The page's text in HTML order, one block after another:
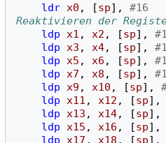
ldr x0 , [sp], #16
Reaktivieren der
ldp x1 , x2 , [sp],
ldp x3 , x4, [sp],
ldp x5 , x6 , [sp],
ldp x7 , x8 , [sp],
ldp x9 , x10 , [sp],
ldp x11 , x12 , [sp],
ldp x13 , x14, [sp],
ldp x15 , x16 , [sp],
ldp x17 , x18 , [sp],